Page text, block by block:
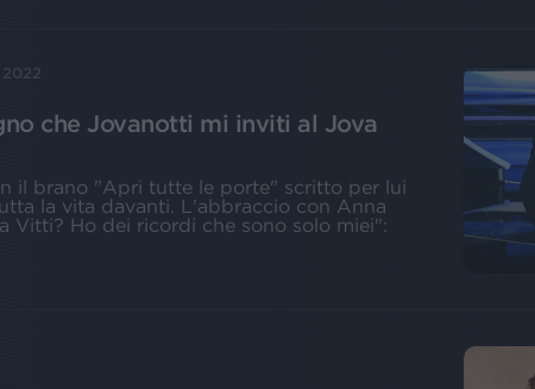
che Jovanotti mi inviti al Jova
il brano "Apri tutte le porte" scritto per lui
la vita davanti. L'abbraccio con Anna
Vitti? Ho dei ricordi che sono solo miei":